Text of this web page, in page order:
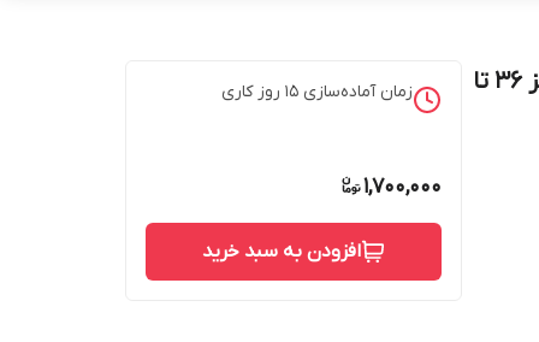
پیراهن بلند زنانه جلو دکمه مناسب شیردهی قد 130 سایز 36 تا
زمان آماده‌سازی 15 روز کاری
1,700,000
افزودن به سبد خرید